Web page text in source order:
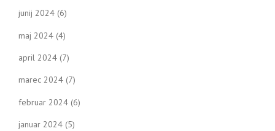
junij 2024 (6)
maj 2024 (4)
april 2024 (7)
marec 2024 (7)
februar 2024 (6)
januar 2024 (5)